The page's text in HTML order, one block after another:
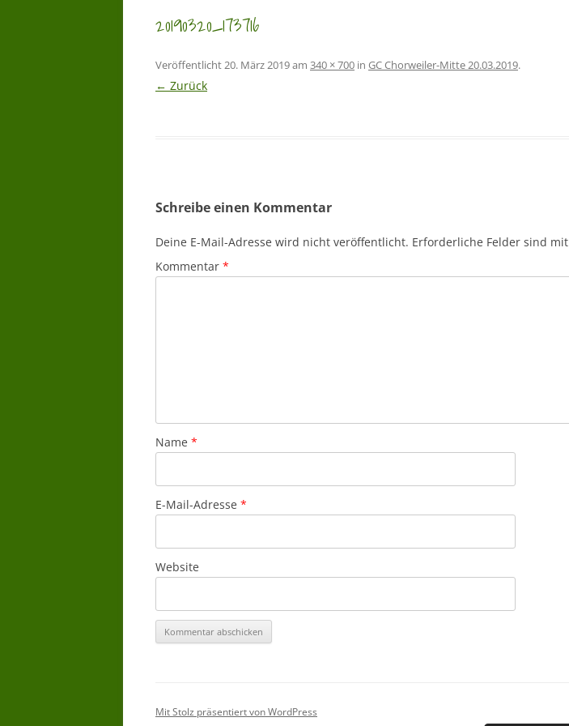
20190320_173716
Veröffentlicht20. März 2019am 340 × 700 in GC Chorweiler-Mitte 20.03.2019.
← Zurück
Schreibe einen Kommentar
Deine E-Mail-Adresse wird nicht veröffentlicht. Erforderliche Felder sind mit
Kommentar *
Name *
E-Mail-Adresse *
Website
Mit Stolz präsentiert von WordPress